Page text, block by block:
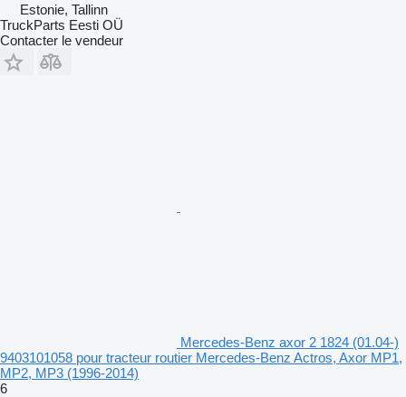
Estonie, Tallinn
TruckParts Eesti OÜ
Contacter le vendeur
Mercedes-Benz axor 2 1824 (01.04-)
9403101058 pour tracteur routier Mercedes-Benz Actros, Axor MP1,
MP2, MP3 (1996-2014)
6